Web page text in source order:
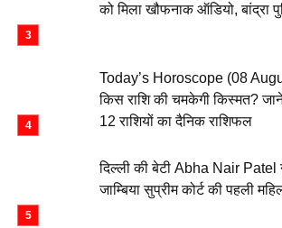
को मिला खौफनाक ऑडियो,
Today’s Horoscope (08
किस राशि की चमकेगी किस्मत?
12 राशियों का दैनिक राशिफल
दिल्ली की बेटी Abha Nair Patel
जाम्बिया सुप्रीम कोर्ट की पहली